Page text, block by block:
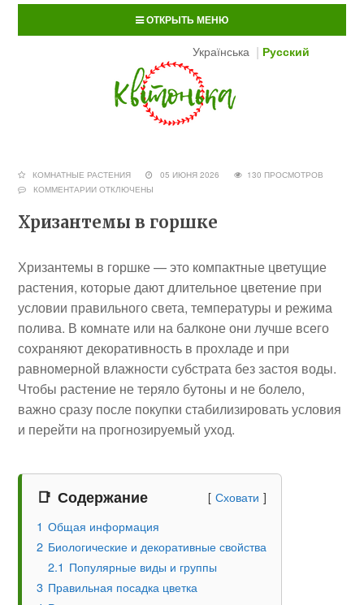
ОТКРЫТЬ МЕНЮ
Українська Русский
КОМНАТНЫЕ РАСТЕНИЯ 05 ИЮНЯ 2026
130 ПРОСМОТРОВ
КОММЕНТАРИИ ОТКЛЮЧЕНЫ
Хризантемы в горшке
Хризантемы в горшке — это компактные цветущие
растения, которые дают длительное цветение при
условии правильного света, температуры и режима
полива. В комнате или на балконе они лучше всего
сохраняют декоративность в прохладе и при
равномерной влажности субстрата без застоя воды.
Чтобы растение не теряло бутоны и не болело,
важно сразу после покупки стабилизировать условия
и перейти на прогнозируемый уход.
Содержание Сховати
1 Общая информация
2 Биологические и декоративные свойства
2.1 Популярные виды и группы
3 Правильная посадка цветка